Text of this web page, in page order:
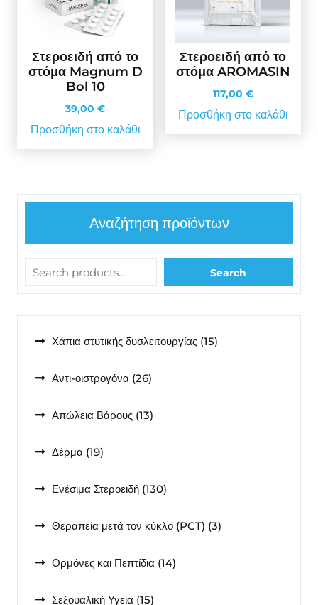
Στεροειδή από το
στόμα Magnum D
Bol 10
39,00 €
Προσθήκη στο καλάθι
Στεροειδή από το
στόμα AROMASIN
117,00 €
Προσθήκη στο καλάθι
Αναζήτηση προϊόντων
Search
Χάπια στυτικής δυσλειτουργίας 1515
Αντι-οιστρογόνα 2626
Απώλεια Βάρους 1313
Δέρμα 1919
Ενέσιμα Στεροειδή 130130
Θεραπεία μετά τον κύκλο (PCT) 33
Ορμόνες και Πεπτίδια 1414
Σεξουαλική Υγεία 1515